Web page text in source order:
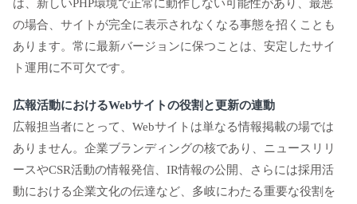
は、新しいPHP環境で正常に動作しない可能性があり、最悪
の場合、サイトが完全に表示されなくなる事態を招くことも
あります。常に最新バージョンに保つことは、安定したサイ
ト運用に不可欠です。
広報活動におけるWebサイトの役割と更新の連動
広報担当者にとって、Webサイトは単なる情報掲載の場では
ありません。企業ブランディングの核であり、ニュースリリ
ースやCSR活動の情報発信、IR情報の公開、さらには採用活
動における企業文化の伝達など、多岐にわたる重要な役割を